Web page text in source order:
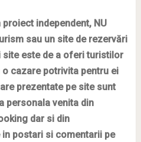
independent, NU
sau un site de rezervări
site este de a oferi turistilor
cazare potrivita pentru ei
prezentate pe site sunt
personala venita din
dar si din
postari si comentarii pe